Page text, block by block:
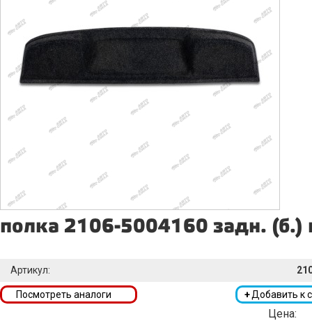
полка 2106-5004160 задн. (б.)
Артикул:
+Добавить к
Посмотреть аналоги
Цена: